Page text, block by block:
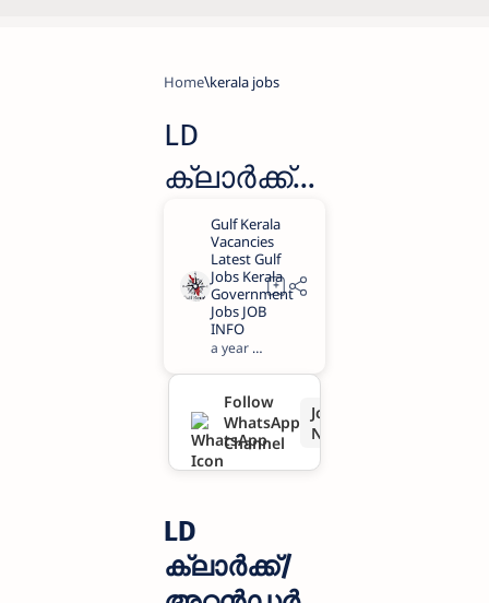
Home kerala jobs
LD
ക്ലാർക്ക്/
അറ്റൻഡർ
ഉൾപ്പെടെ
കേന്ദ്ര
യൂണിവേഴ്സി
റ്റിയിൽ
ഒഴിവുകൾ|
JMI Career
2025 Apply
Now 2025
a year ago
Follow
WhatsApp
Channel
Join
Now
LD
ക്ലാർക്ക്/